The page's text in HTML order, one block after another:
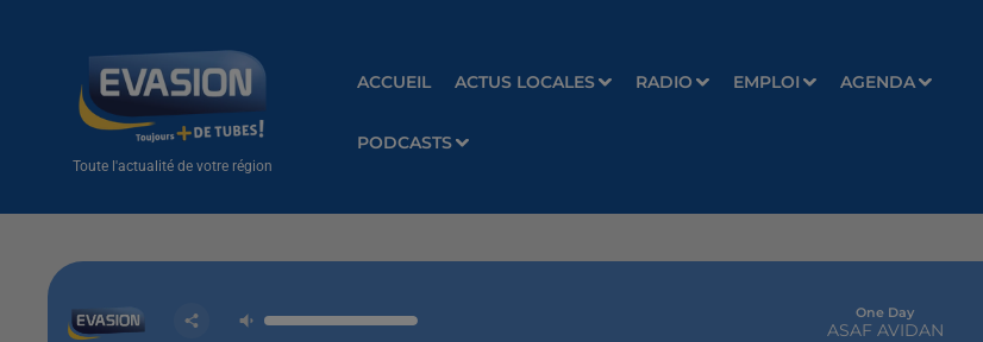
Toute l'actualité de votre région
ACCUEIL ACTUS LOCALES RADIO EMPLOI AGENDA
PODCASTS
One Day
ASAF AVIDAN